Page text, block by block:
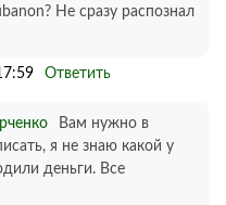
Не сразу распознал
Ответить
Вам нужно в
я не знаю какой у
деньги. Все